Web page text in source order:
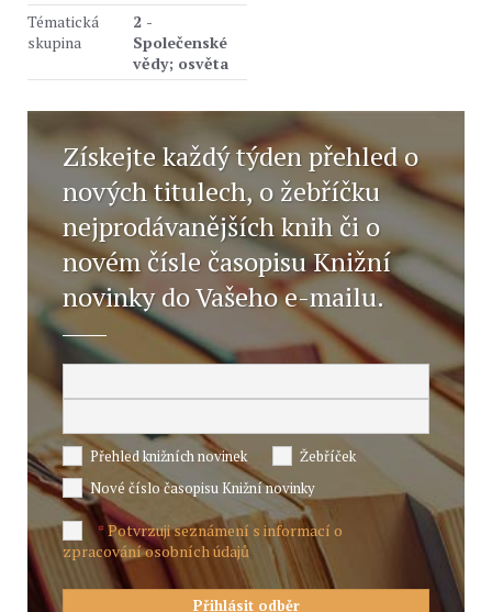
Tématická
skupina
2 -
Společenské
vědy; osvěta
Získejte každý týden přehled o
nových titulech, o žebříčku
nejprodávanějších knih či o
novém čísle časopisu Knižní
novinky do Vašeho e-mailu.
Přehled knižních novinek
Žebříček
Nové číslo časopisu Knižní novinky
*Potvrzuji seznámení s informací o
zpracování osobních údajů